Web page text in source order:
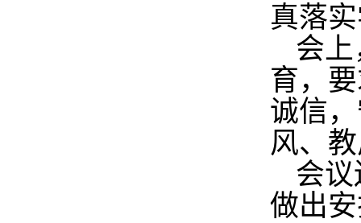
真落
会
育，
诚信
风、
会
做出